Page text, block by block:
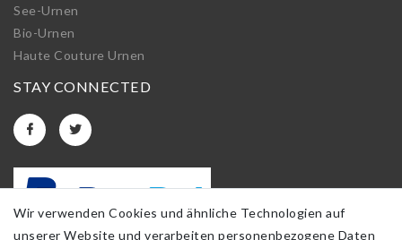
See-Urnen
Bio-Urnen
Haute Couture Urnen
STAY CONNECTED
Wir verwenden Cookies und ähnliche Technologien auf
unserer Website und verarbeiten personenbezogene Daten